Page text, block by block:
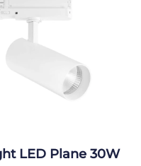
LED Plane 30W